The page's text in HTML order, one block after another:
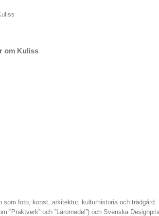
om Kuliss
foto, konst, arkitektur, kulturhistoria och
och ”Läromedel”) och Svenska